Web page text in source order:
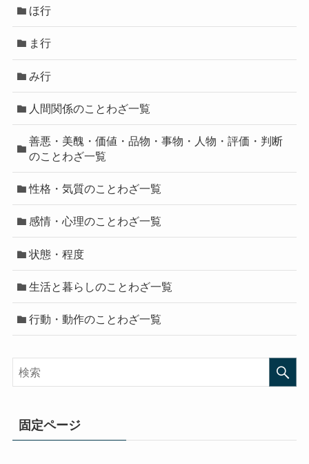
ほ行
ま行
み行
人間関係のことわざ一覧
善悪・美醜・価値・品物・事物・人物・評価・判断
のことわざ一覧
性格・気質のことわざ一覧
感情・心理のことわざ一覧
状態・程度
生活と暮らしのことわざ一覧
行動・動作のことわざ一覧
固定ページ